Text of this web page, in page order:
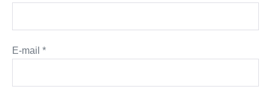
E-mail *